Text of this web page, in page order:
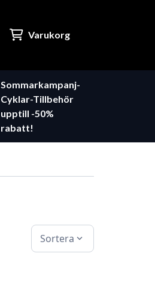
Varukorg
Sommarkampanj-
Cyklar-Tillbehör
upptill -50%
rabatt!
Sortera expand_more